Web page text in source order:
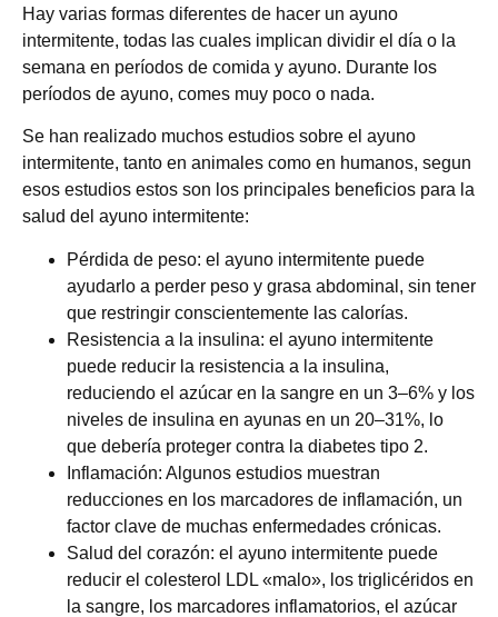
Hay varias formas diferentes de hacer un ayuno
intermitente, todas las cuales implican dividir el día o la
semana en períodos de comida y ayuno. Durante los
períodos de ayuno, comes muy poco o nada.
Se han realizado muchos estudios sobre el ayuno
intermitente, tanto en animales como en humanos, segun
esos estudios estos son los principales beneficios para la
salud del ayuno intermitente:
Pérdida de peso: el ayuno intermitente puede
ayudarlo a perder peso y grasa abdominal, sin tener
que restringir conscientemente las calorías.
Resistencia a la insulina: el ayuno intermitente
puede reducir la resistencia a la insulina,
reduciendo el azúcar en la sangre en un 3–6% y los
niveles de insulina en ayunas en un 20–31%, lo
que debería proteger contra la diabetes tipo 2.
Inflamación: Algunos estudios muestran
reducciones en los marcadores de inflamación, un
factor clave de muchas enfermedades crónicas.
Salud del corazón: el ayuno intermitente puede
reducir el colesterol LDL «malo», los triglicéridos en
la sangre, los marcadores inflamatorios, el azúcar